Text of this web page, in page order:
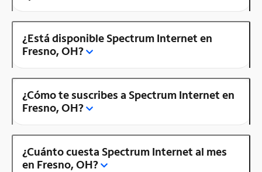
¿Está disponible Spectrum Internet en
Fresno, OH?
¿Cómo te suscribes a Spectrum Internet en
Fresno, OH?
¿Cuánto cuesta Spectrum Internet al mes
en Fresno, OH?